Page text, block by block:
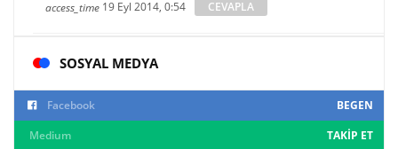
access_time19 Eyl 2014, 0:54 CEVAPLA
SOSYAL MEDYA
Facebook
BEGEN
Medium
TAKIP ET